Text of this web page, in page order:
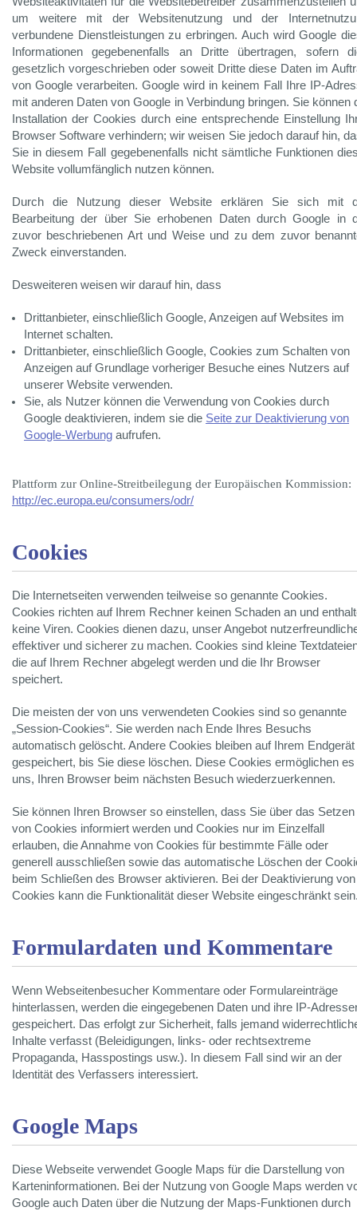
um weitere mit der Websitenutzung und der
verbundene Dienstleistungen zu erbringen. Auch wird Google
Informationen gegebenenfalls an Dritte übertragen, sofern
gesetzlich vorgeschrieben oder soweit Dritte diese Daten im
von Google verarbeiten. Google wird in keinem Fall Ihre IP-
mit anderen Daten von Google in Verbindung bringen. Sie können
Installation der Cookies durch eine entsprechende Einstellung
Browser Software verhindern; wir weisen Sie jedoch darauf hin,
Sie in diesem Fall gegebenenfalls nicht sämtliche Funktionen
Website vollumfänglich nutzen können.
Durch die Nutzung dieser Website erklären Sie sich mit
Bearbeitung der über Sie erhobenen Daten durch Google in
zuvor beschriebenen Art und Weise und zu dem zuvor
Zweck einverstanden.
Desweiteren weisen wir darauf hin, dass
Drittanbieter, einschließlich Google, Anzeigen auf Websites im
Internet schalten.
Drittanbieter, einschließlich Google, Cookies zum Schalten von
Anzeigen auf Grundlage vorheriger Besuche eines Nutzers auf
unserer Website verwenden.
Sie, als Nutzer können die Verwendung von Cookies durch
Google deaktivieren, indem sie die Seite zur Deaktivierung von
Google-Werbung aufrufen.
Plattform zur Online-Streitbeilegung der Europäischen Kommission:
http://ec.europa.eu/consumers/odr/
Cookies
Die Internetseiten verwenden teilweise so genannte Cookies.
Cookies richten auf Ihrem Rechner keinen Schaden an und
keine Viren. Cookies dienen dazu, unser Angebot
effektiver und sicherer zu machen. Cookies sind kleine
die auf Ihrem Rechner abgelegt werden und die Ihr Browser
speichert.
Die meisten der von uns verwendeten Cookies sind so genannte
„Session-Cookies“. Sie werden nach Ende Ihres Besuchs
automatisch gelöscht. Andere Cookies bleiben auf Ihrem Endgerät
gespeichert, bis Sie diese löschen. Diese Cookies ermöglichen es
uns, Ihren Browser beim nächsten Besuch wiederzuerkennen.
Sie können Ihren Browser so einstellen, dass Sie über das Setzen
von Cookies informiert werden und Cookies nur im Einzelfall
erlauben, die Annahme von Cookies für bestimmte Fälle oder
generell ausschließen sowie das automatische Löschen der
beim Schließen des Browser aktivieren. Bei der Deaktivierung von
Cookies kann die Funktionalität dieser Website eingeschränkt
Formulardaten und Kommentare
Wenn Webseitenbesucher Kommentare oder Formulareinträge
hinterlassen, werden die eingegebenen Daten und ihre IP-
gespeichert. Das erfolgt zur Sicherheit, falls jemand
Inhalte verfasst (Beleidigungen, links- oder rechtsextreme
Propaganda, Hasspostings usw.). In diesem Fall sind wir an der
Identität des Verfassers interessiert.
Google Maps
Diese Webseite verwendet Google Maps für die Darstellung von
Karteninformationen. Bei der Nutzung von Google Maps werden
Google auch Daten über die Nutzung der Maps-Funktionen durch